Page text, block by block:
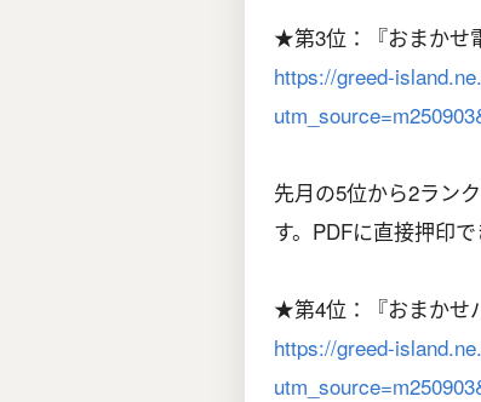
★第3位：『おまかせ
https://greed-
先月の5位から2ラン
す。PDFに直接押印
★第4位：『おまかせ
https://greed-